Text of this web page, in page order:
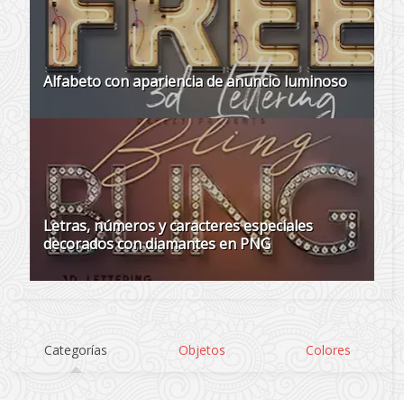
Alfabeto con apariencia de anuncio luminoso
Letras, números y caracteres especiales
decorados con diamantes en PNG
Categorías Objetos Colores